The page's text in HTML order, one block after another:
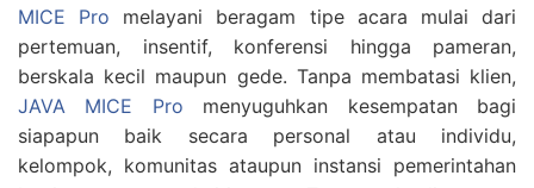
MICE Pro melayani beragam tipe acara mulai dari
pertemuan, insentif, konferensi hingga pameran,
berskala kecil maupun gede. Tanpa membatasi klien,
JAVA MICE Pro menyuguhkan kesempatan bagi
siapapun baik secara personal atau individu,
kelompok, komunitas ataupun instansi pemerintahan